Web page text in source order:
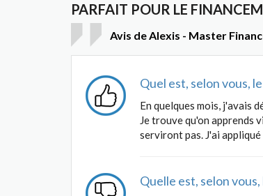
PARFAIT POUR LE
Avis de Alexis - Master
Quel est, selon vous,
En quelques mois, j'avais
Je trouve qu'on apprends
serviront pas. J'ai
Quelle est, selon